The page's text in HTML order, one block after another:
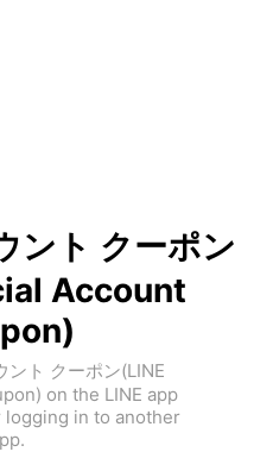
ント クーポン
Account
ント クーポン(LINE
on the LINE app
in to another